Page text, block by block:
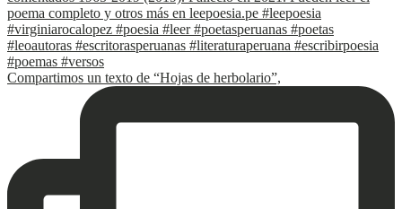
Compartimos un texto de “Hojas de herbolario”,